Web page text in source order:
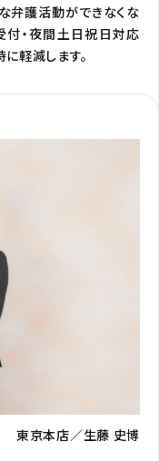
弁護活動ができなくな
付・夜間土日祝日対応
軽減します。
東京本店／生藤 史博